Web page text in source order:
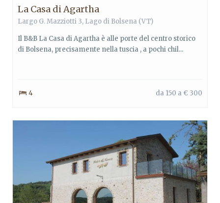
La Casa di Agartha
Largo G. Mazziotti 3, Lago di Bolsena (VT)
Il B&B La Casa di Agartha è alle porte del centro storico
di Bolsena, precisamente nella tuscia , a pochi chil...
4 da 150 a € 300